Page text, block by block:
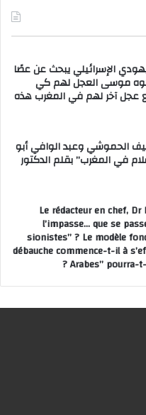
الإسرائيلي يبحث عن عصًا
موسى العجل لهم كي
عجل آخر لهم في المغرب هذه
الحموشي وعبد الوافي أبو
في المغرب” بقلم الدكتور
Le rédacteur en chef,
l’impasse… que se
sionistes” ? Le modèle
débauche commence-t-il à
Arabes” pourra-